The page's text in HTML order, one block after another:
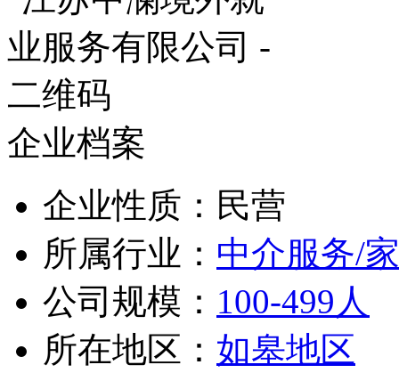
企业档案
企业性质：民营
所属行业： 中介服务/
公司规模： 100-499人
所在地区： 如皋地区